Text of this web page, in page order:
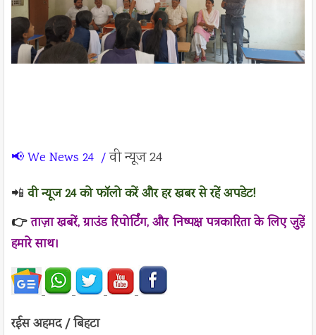
📢We News 24 /वी न्यूज 24
📲वी न्यूज 24 को फॉलो करें और हर खबर से रहें अपडेट!
👉 ताज़ा खबरें, ग्राउंड रिपोर्टिंग, और निष्पक्ष पत्रकारिता के लिए जुड़ें
हमारे साथ।
रईस अहमद / बिहटा